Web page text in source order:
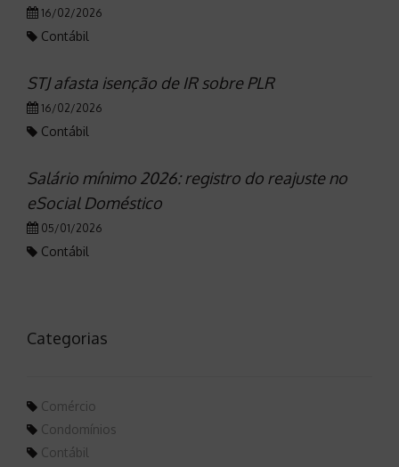
16/02/2026
Contábil
STJ afasta isenção de IR sobre PLR
16/02/2026
Contábil
Salário mínimo 2026: registro do reajuste no
eSocial Doméstico
05/01/2026
Contábil
Categorias
Comércio
Condomínios
Contábil